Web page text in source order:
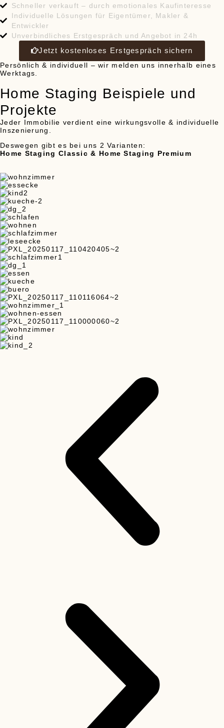
Schneller verkauft – durch emotionales Kaufinteresse
Individuelle Lösungen für Eigentümer, Makler &
Entwickler
Unverbindliches Erstgespräch und Angebot in 24h
Jetzt kostenloses Erstgespräch sichern
Persönlich & individuell – wir melden uns innerhalb eines
Werktags.
Home Staging Beispiele und
Projekte
Jeder Immobilie verdient eine wirkungsvolle & individuelle
Inszenierung.
Deswegen gibt es bei uns 2 Varianten:
Home Staging Classic & Home Staging Premium